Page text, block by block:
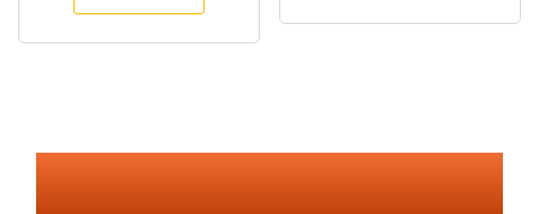
Nosgaranties